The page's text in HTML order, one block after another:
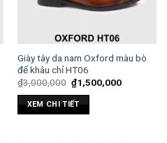
Giày tây da nam Oxford màu bò
đế khâu chỉ HT06
₫3,000,000 ₫1,500,000
XEM CHI TIẾT